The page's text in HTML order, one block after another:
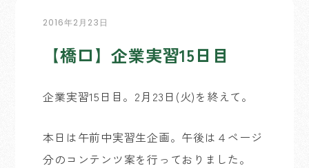
2016年2月23日
【橋口】企業実習15日目
企業実習15日目。2月23日(火)を終えて。
本日は午前中実習生企画。午後は４ページ
分のコンテンツ案を行っておりました。